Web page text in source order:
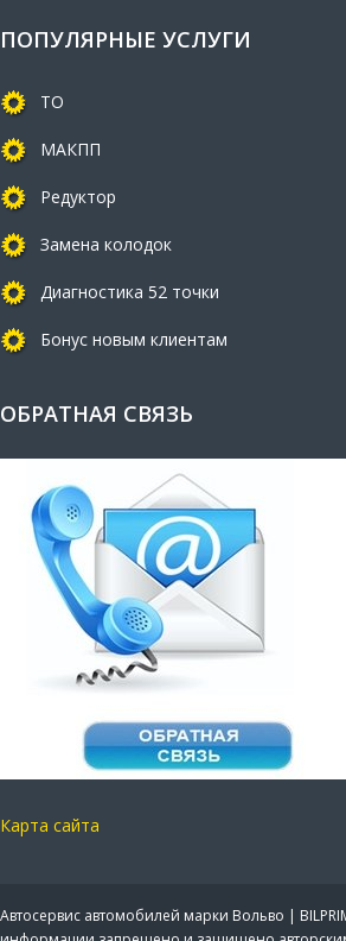
ПОПУЛЯРНЫЕ УСЛУГИ
ТО
МАКПП
Редуктор
Замена колодок
Диагностика 52 точки
Бонус новым клиентам
ОБРАТНАЯ СВЯЗЬ
Карта сайта
Автосервис автомобилей марки Вольво |